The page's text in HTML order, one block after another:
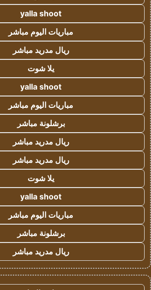
yalla shoot
مباريات اليوم مباشر
ريال مدريد مباشر
يلا شوت
yalla shoot
مباريات اليوم مباشر
برشلونة مباشر
ريال مدريد مباشر
ريال مدريد مباشر
يلا شوت
yalla shoot
مباريات اليوم مباشر
برشلونة مباشر
ريال مدريد مباشر